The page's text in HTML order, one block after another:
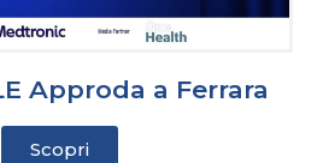
Approda a Ferrara
Scopri